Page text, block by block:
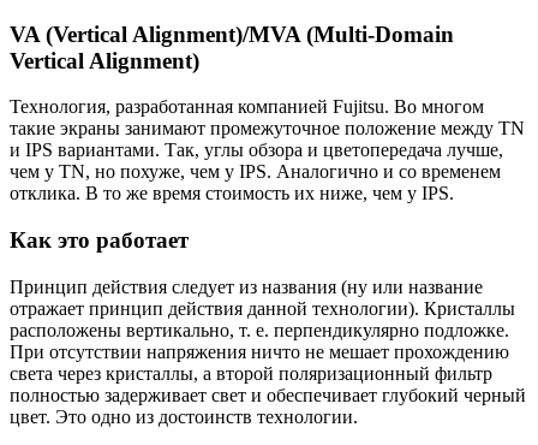
VA (Vertical Alignment)/MVA (Multi-Domain
Vertical Alignment)
Технология, разработанная компанией Fujitsu. Во многом
такие экраны занимают промежуточное положение между TN
и IPS вариантами. Так, углы обзора и цветопередача лучше,
чем у TN, но похуже, чем у IPS. Аналогично и со временем
отклика. В то же время стоимость их ниже, чем у IPS.
Как это работает
Принцип действия следует из названия (ну или название
отражает принцип действия данной технологии). Кристаллы
расположены вертикально, т. е. перпендикулярно подложке.
При отсутствии напряжения ничто не мешает прохождению
света через кристаллы, а второй поляризационный фильтр
полностью задерживает свет и обеспечивает глубокий черный
цвет. Это одно из достоинств технологии.